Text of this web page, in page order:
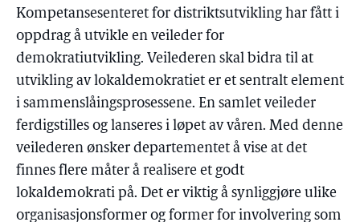
Kompetansesenteret for distriktsutvikling har fått i
oppdrag å utvikle en veileder for
demokratiutvikling. Veilederen skal bidra til at
utvikling av lokaldemokratiet er et sentralt element
i sammenslåingsprosessene. En samlet veileder
ferdigstilles og lanseres i løpet av våren. Med denne
veilederen ønsker departementet å vise at det
finnes flere måter å realisere et godt
lokaldemokrati på. Det er viktig å synliggjøre ulike
organisasjonsformer og former for involvering som